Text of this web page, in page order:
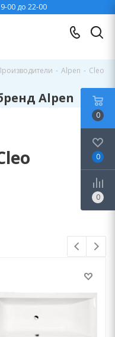
00 до 22-00
- Alpen - Cleo
Alpen
0
0
0